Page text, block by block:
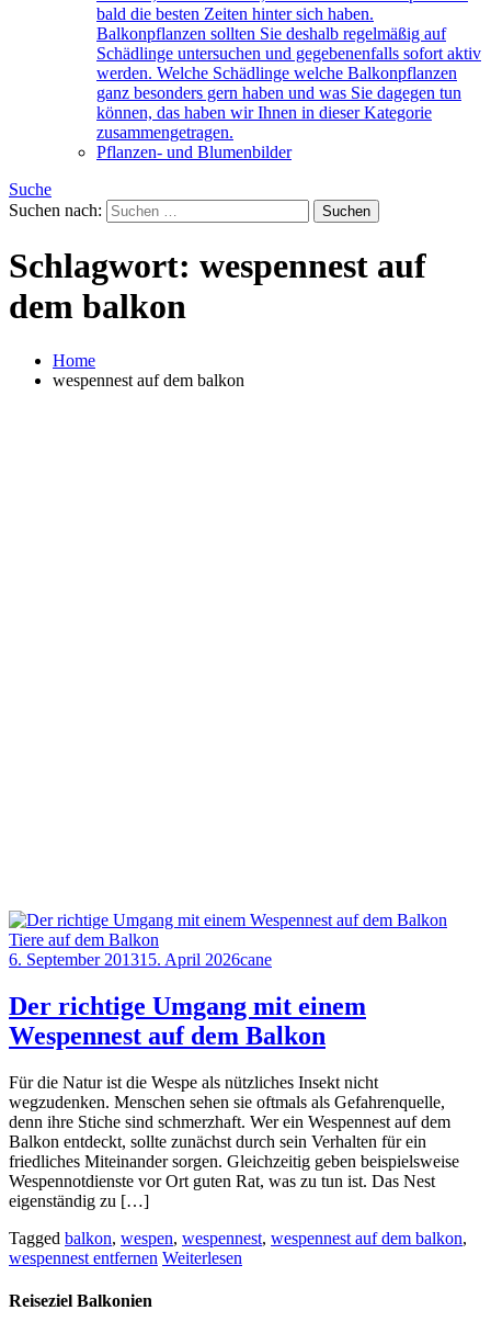
bald die besten Zeiten hinter sich haben.
Balkonpflanzen sollten Sie deshalb regelmäßig auf
Schädlinge untersuchen und gegebenenfalls sofort aktiv
werden. Welche Schädlinge welche Balkonpflanzen
ganz besonders gern haben und was Sie dagegen tun
können, das haben wir Ihnen in dieser Kategorie
zusammengetragen.
Pflanzen- und Blumenbilder
Suche
Suchen nach:
Schlagwort: wespennest auf
dem balkon
Home
wespennest auf dem balkon
Tiere auf dem Balkon
6. September 201315. April 2026cane
Der richtige Umgang mit einem
Wespennest auf dem Balkon
Für die Natur ist die Wespe als nützliches Insekt nicht
wegzudenken. Menschen sehen sie oftmals als Gefahrenquelle,
denn ihre Stiche sind schmerzhaft. Wer ein Wespennest auf dem
Balkon entdeckt, sollte zunächst durch sein Verhalten für ein
friedliches Miteinander sorgen. Gleichzeitig geben beispielsweise
Wespennotdienste vor Ort guten Rat, was zu tun ist. Das Nest
eigenständig zu […]
Tagged balkon, wespen, wespennest, wespennest auf dem balkon,
wespennest entfernen Weiterlesen
Reiseziel Balkonien